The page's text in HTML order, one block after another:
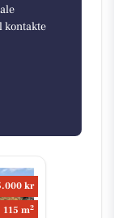
kontakte
kr
115 m2